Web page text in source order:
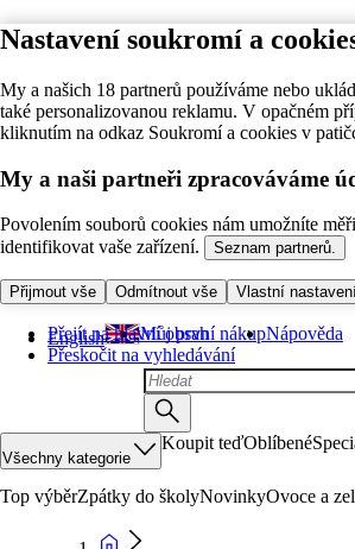
Nastavení soukromí a
My a našich 18 partnerů používáme nebo
také personalizovanou reklamu. V opačném
kliknutím na odkaz Soukromí a cookies v
My a naši partneři zpracováváme
Povolením souborů cookies nám umožníte
identifikovat vaše zařízení.
Seznam partnerů.
Přijmout vše Odmítnout vše Vlastní
Přejít na hlavní obsah
Přeskočit na vyhledávání
English Můj první nákupNápověda
Všechny kategorie
Koupit teďOblíbené
Top výběrZpátky do školyNovinkyOvoce a